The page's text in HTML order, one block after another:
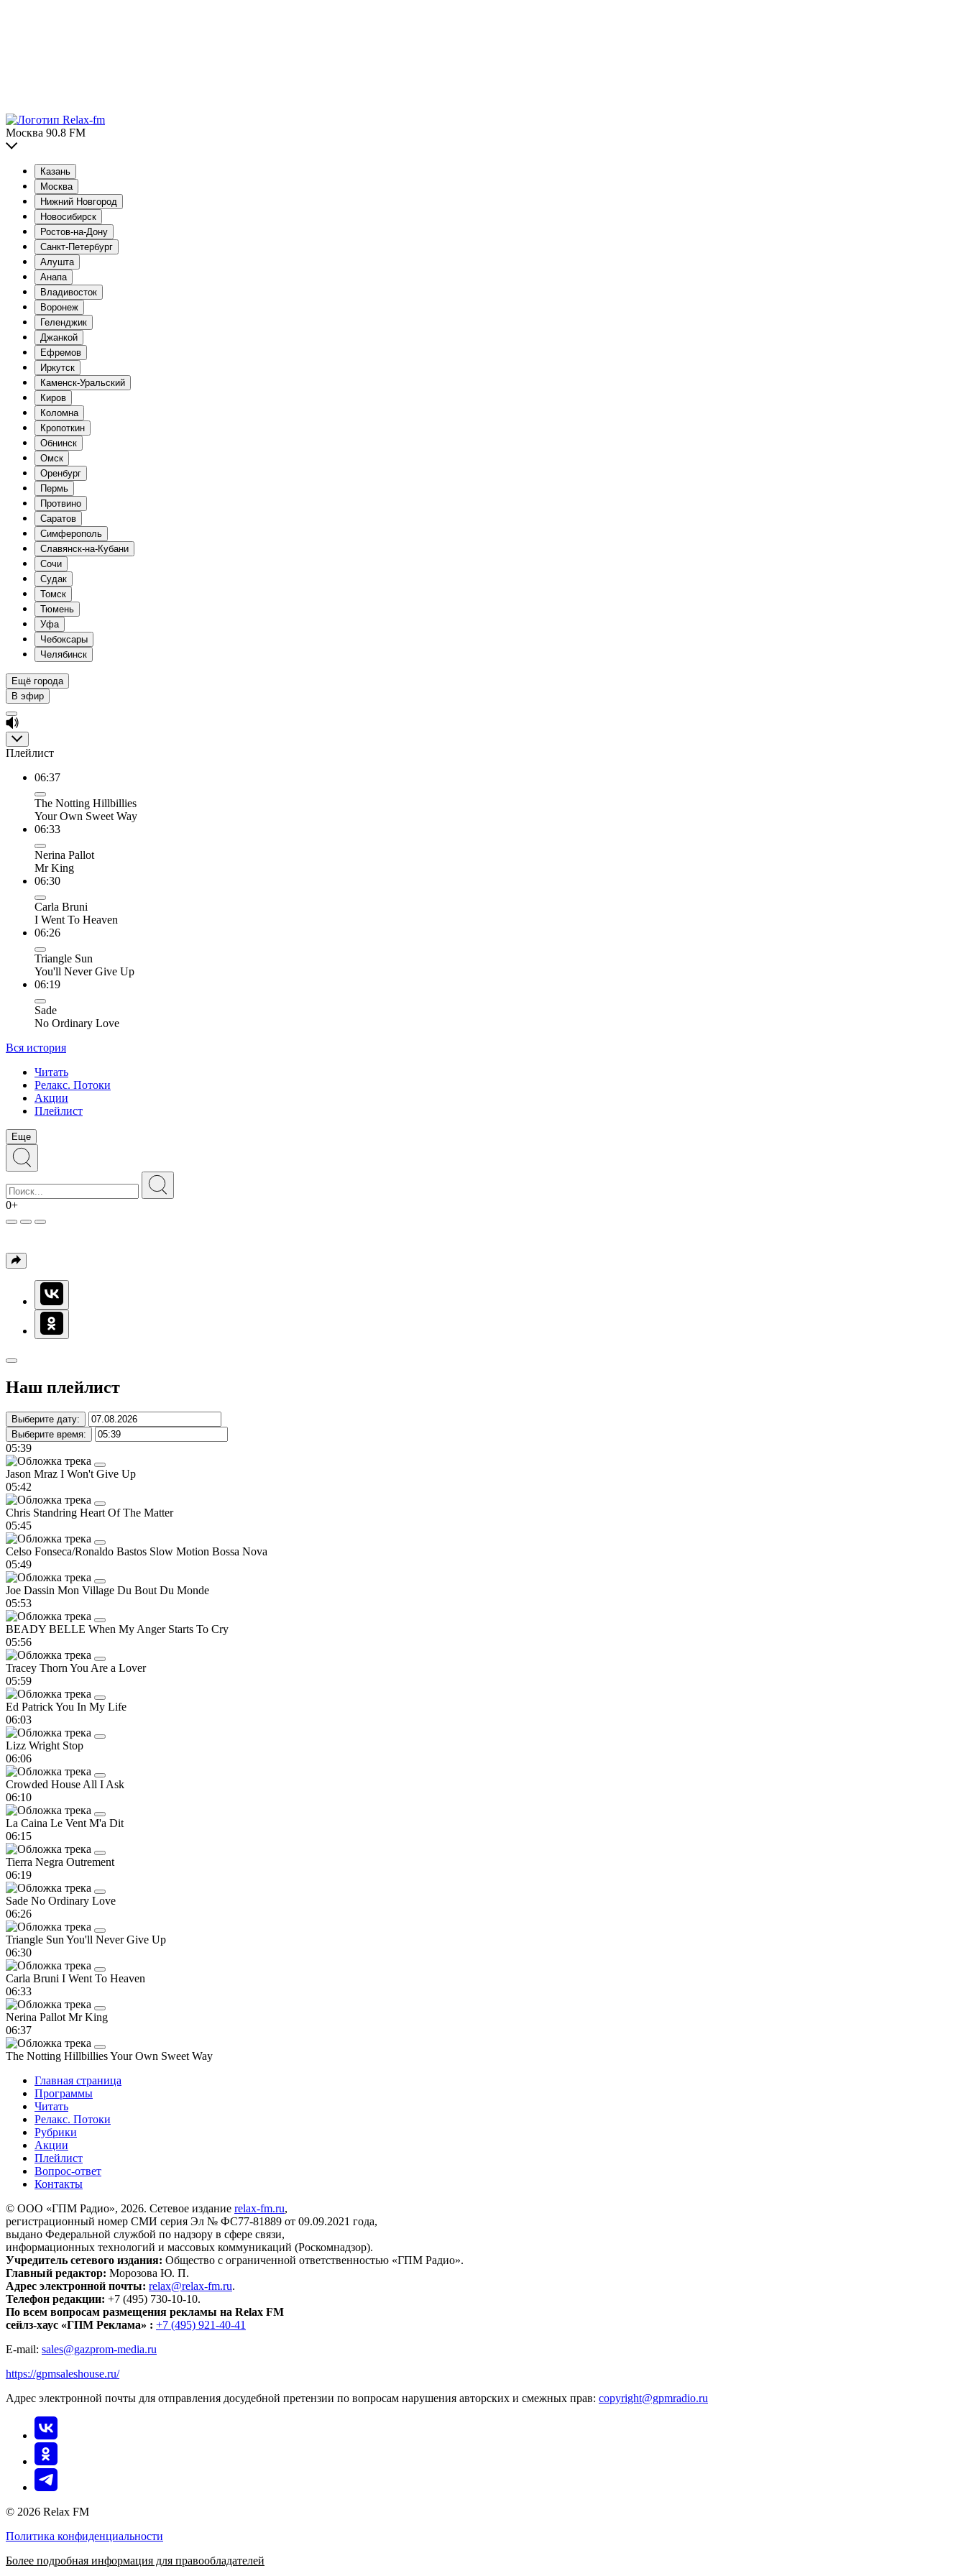
Москва 90.8 FM
Казань
Москва
Нижний Новгород
Новосибирск
Ростов-на-Дону
Санкт-Петербург
Алушта
Анапа
Владивосток
Воронеж
Геленджик
Джанкой
Ефремов
Иркутск
Каменск-Уральский
Киров
Коломна
Кропоткин
Обнинск
Омск
Оренбург
Пермь
Протвино
Саратов
Симферополь
Славянск-на-Кубани
Сочи
Судак
Томск
Тюмень
Уфа
Чебоксары
Челябинск
Ещё города
В эфир
Плейлист
06:37
The Notting Hillbillies
Your Own Sweet Way
06:33
Nerina Pallot
Mr King
06:30
Carla Bruni
I Went To Heaven
06:26
Triangle Sun
You'll Never Give Up
06:19
Sade
No Ordinary Love
Вся история
Читать
Релакс. Потоки
Акции
Плейлист
Еще
0+
Наш плейлист
Выберите дату:
Выберите время:
05:39
Jason Mraz I Won't Give Up
05:42
Chris Standring Heart Of The Matter
05:45
Celso Fonseca/Ronaldo Bastos Slow Motion Bossa Nova
05:49
Joe Dassin Mon Village Du Bout Du Monde
05:53
BEADY BELLE When My Anger Starts To Cry
05:56
Tracey Thorn You Are a Lover
05:59
Ed PatrickYou In My Life
06:03
Lizz Wright Stop
06:06
Crowded House All I Ask
06:10
La Caina Le Vent M'a Dit
06:15
Tierra Negra Outrement
06:19
Sade No Ordinary Love
06:26
Triangle Sun You'll Never Give Up
06:30
Carla Bruni I Went To Heaven
06:33
Nerina Pallot Mr King
06:37
The Notting HillbilliesYour Own Sweet Way
Главная страница
Программы
Читать
Релакс. Потоки
Рубрики
Акции
Плейлист
Вопрос-ответ
Контакты
© ООО «ГПМ Радио», 2026. Сетевое издание relax-fm.ru,
регистрационный номер СМИ серия Эл № ФС77-81889 от 09.09.2021 года,
выдано Федеральной службой по надзору в сфере связи,
информационных технологий и массовых коммуникаций (Роскомнадзор).
Учредитель сетевого издания: Общество с ограниченной ответственностью «ГПМ Радио».
Главный редактор: Морозова Ю. П.
Адрес электронной почты: relax@relax-fm.ru.
Телефон редакции: +7 (495) 730-10-10.
По всем вопросам размещения рекламы на Relax FM
сейлз-хаус «ГПМ Реклама» : +7 (495) 921-40-41
E-mail: sales@gazprom-media.ru
https://gpmsaleshouse.ru/
Адрес электронной почты для отправления досудебной претензии по вопросам нарушения авторских и смежных прав: copyright@gpmradio.ru
© 2026 Relax FM
Политика конфиденциальности
Более подробная информация для правообладателей